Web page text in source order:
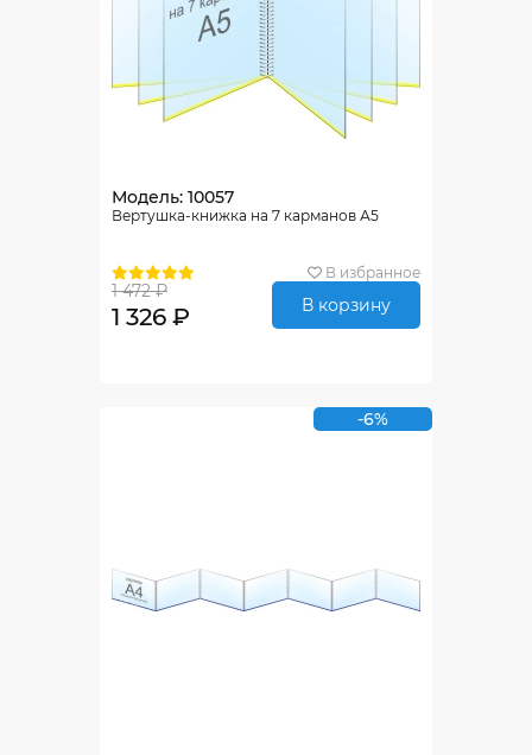
Модель: 10057
Вертушка-книжка на 7 карманов А5
В избранное
1 472 ₽
1 326 ₽ В корзину
-6%